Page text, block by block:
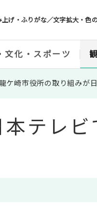
上げ・ふりがな／文字拡大・色
文化・スポーツ
龍ケ崎市役所の取り組みが
テレ